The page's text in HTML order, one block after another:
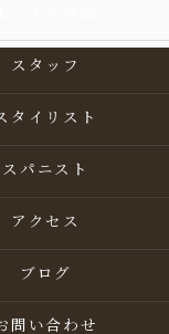
スタッフ
タイリスト
スパニスト
アクセス
ブログ
問い合わせ